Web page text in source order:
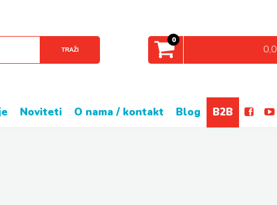
TRAŽI
0
noviteti o nama / kontakt blog B2B